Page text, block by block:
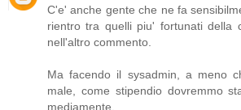
C'e' anche gente che ne fa
rientro tra quelli piu' fortunati della
nell'altro commento.
Ma facendo il sysadmin, a meno
male, come stipendio dovremmo
mediamente.